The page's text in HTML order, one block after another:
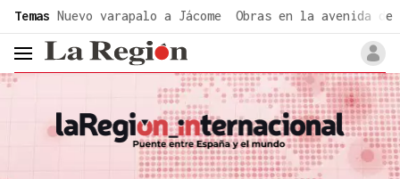
Temas Nuevo varapalo a Jácome Obras en la avenida de
header.menu.open